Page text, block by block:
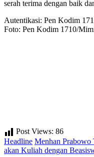
serah terima dengan baik
Autentikasi: Pen Kodim
Foto: Pen Kodim 1710/
Post Views: 86
Headline Menhan Prabowo
akan Kuliah dengan